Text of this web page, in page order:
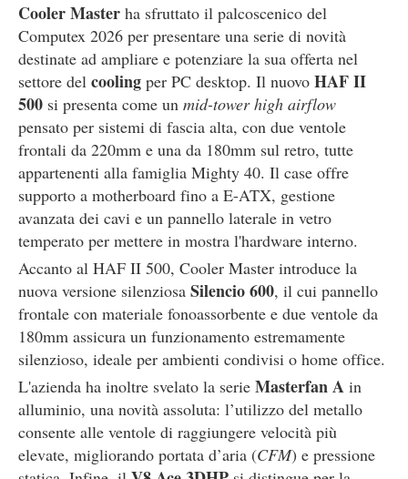
Cooler Master ha sfruttato il palcoscenico del
Computex 2026 per presentare una serie di novità
destinate ad ampliare e potenziare la sua offerta nel
settore del cooling per PC desktop. Il nuovo HAF II
500 si presenta come un mid-tower high airflow
pensato per sistemi di fascia alta, con due ventole
frontali da 220mm e una da 180mm sul retro, tutte
appartenenti alla famiglia Mighty 40. Il case offre
supporto a motherboard fino a E-ATX, gestione
avanzata dei cavi e un pannello laterale in vetro
temperato per mettere in mostra l'hardware interno.
Accanto al HAF II 500, Cooler Master introduce la
nuova versione silenziosa Silencio 600, il cui pannello
frontale con materiale fonoassorbente e due ventole da
180mm assicura un funzionamento estremamente
silenzioso, ideale per ambienti condivisi o home office.
L'azienda ha inoltre svelato la serie Masterfan A in
alluminio, una novità assoluta: l’utilizzo del metallo
consente alle ventole di raggiungere velocità più
elevate, migliorando portata d’aria (CFM) e pressione